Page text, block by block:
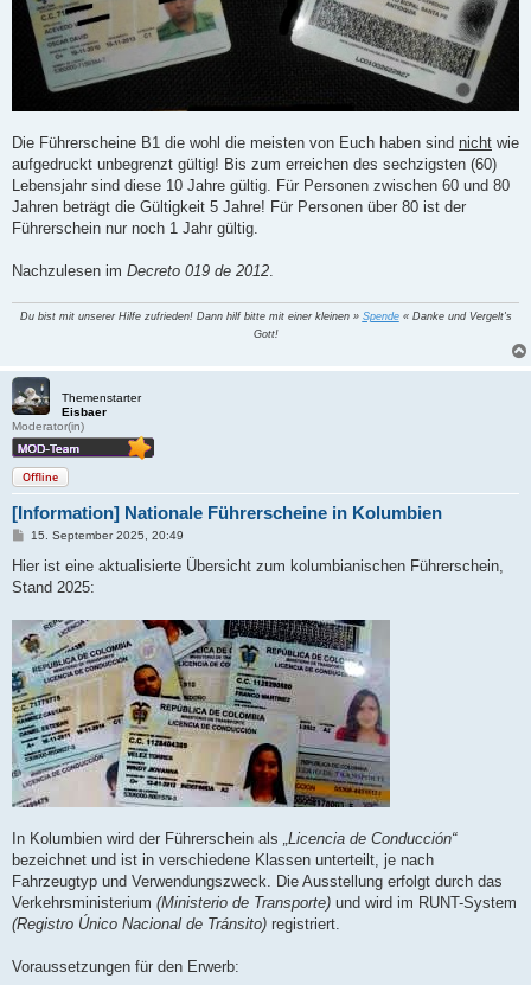
Die Führerscheine B1 die wohl die meisten von Euch haben sind nicht wie
aufgedruckt unbegrenzt gültig! Bis zum erreichen des sechzigsten (60)
Lebensjahr sind diese 10 Jahre gültig. Für Personen zwischen 60 und 80
Jahren beträgt die Gültigkeit 5 Jahre! Für Personen über 80 ist der
Führerschein nur noch 1 Jahr gültig.
Nachzulesen im Decreto 019 de 2012
Du bist mit unserer Hilfe zufrieden! Dann hilf bitte mit einer kleinen » Spende« Danke und Vergelt's
Gott!
Themenstarter
Eisbaer
Moderator(in)
Offline
[Information] Nationale Führerscheine in Kolumbien
B
i
r
g
15. September 2025, 20:49
Hier ist eine aktualisierte Übersicht zum kolumbianischen Führerschein,
Stand 2025:
In Kolumbien wird der Führerschein als „Licencia de Conducción“
bezeichnet und ist in verschiedene Klassen unterteilt, je nach
Fahrzeugtyp und Verwendungszweck. Die Ausstellung erfolgt durch das
Verkehrsministerium (Ministerio de Transporte) und wird im RUNT-System
(Registro Único Nacional de Tránsito) registriert.
Voraussetzungen für den Erwerb: